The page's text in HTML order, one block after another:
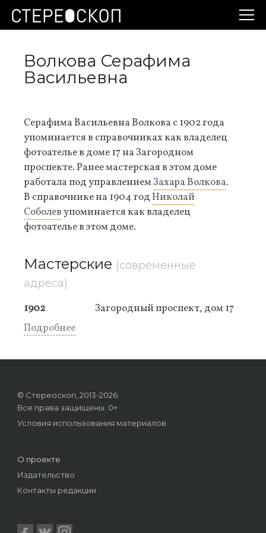
Волкова Серафима
Васильевна
Серафима Васильевна Волкова с 1902 года
упоминается в справочниках как владелец
фотоателье в доме 17 на Загородном
проспекте. Ранее мастерская в этом доме
работала под управлениемЗахара Волкова.
В справочнике на 1904 годНиколай
Соболевупоминается как владелец
фотоателье в этом доме.
Мастерские (современные
адреса)
1902
Загородный проспект, дом 17
Подробнее
© Стереоскоп, 2013-2026.
Все права защищены. 0+
Условия использования материалов
О проекте
Издательство
Контакты редакции